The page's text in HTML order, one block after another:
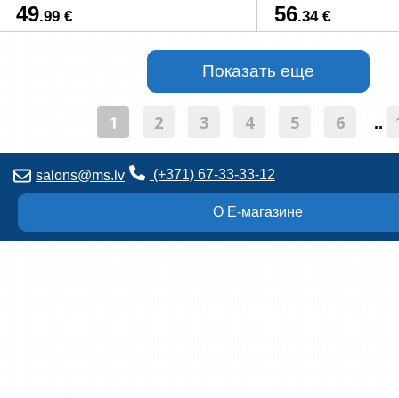
49.99 € 56.34 €
1 2 3 4 5 6 ..
salons@ms.lv (+371) 67-33-33-12